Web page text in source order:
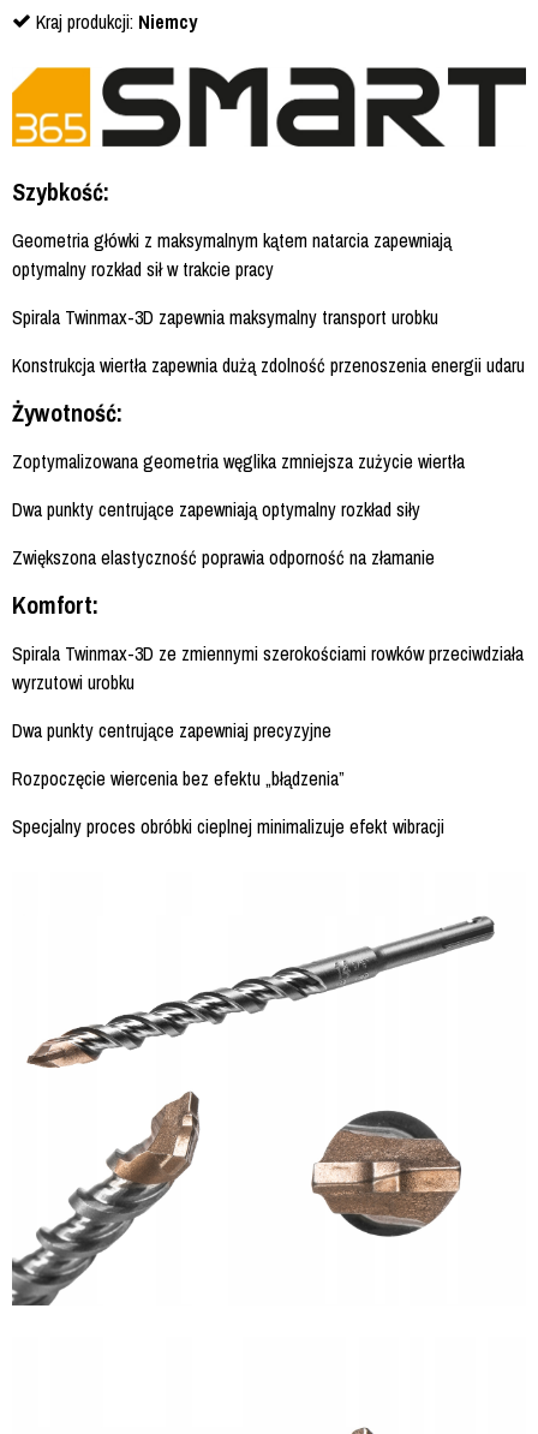
Kraj produkcji: Niemcy
Szybkość:
Geometria główki z maksymalnym kątem natarcia zapewniają
optymalny rozkład sił w trakcie pracy
Spirala Twinmax-3D zapewnia maksymalny transport urobku
Konstrukcja wiertła zapewnia dużą zdolność przenoszenia energii udaru
Żywotność:
Zoptymalizowana geometria węglika zmniejsza zużycie wiertła
Dwa punkty centrujące zapewniają optymalny rozkład siły
Zwiększona elastyczność poprawia odporność na złamanie
Komfort:
Spirala Twinmax-3D ze zmiennymi szerokościami rowków przeciwdziała
wyrzutowi urobku
Dwa punkty centrujące zapewniaj precyzyjne
Rozpoczęcie wiercenia bez efektu „błądzenia”
Specjalny proces obróbki cieplnej minimalizuje efekt wibracji